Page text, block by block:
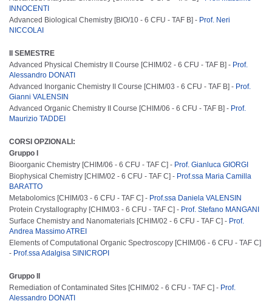
INNOCENTI
Advanced Biological Chemistry [BIO/10 - 6 CFU - TAF B] - Prof. Neri
NICCOLAI
II SEMESTRE
Advanced Physical Chemistry II Course [CHIM/02 - 6 CFU - TAF B] - Prof.
Alessandro DONATI
Advanced Inorganic Chemistry II Course [CHIM/03 - 6 CFU - TAF B] - Prof.
Gianni VALENSIN
Advanced Organic Chemistry II Course [CHIM/06 - 6 CFU - TAF B] - Prof.
Maurizio TADDEI
CORSI OPZIONALI:
Gruppo I
Bioorganic Chemistry [CHIM/06 - 6 CFU - TAF C] - Prof. Gianluca GIORGI
Biophysical Chemistry [CHIM/02 - 6 CFU - TAF C] - Prof.ssa Maria Camilla
BARATTO
Metabolomics [CHIM/03 - 6 CFU - TAF C] - Prof.ssa Daniela VALENSIN
Protein Crystallography [CHIM/03 - 6 CFU - TAF C] - Prof. Stefano MANGANI
Surface Chemistry and Nanomaterials [CHIM/02 - 6 CFU - TAF C] - Prof.
Andrea Massimo ATREI
Elements of Computational Organic Spectroscopy [CHIM/06 - 6 CFU - TAF C]
- Prof.ssa Adalgisa SINICROPI
Gruppo II
Remediation of Contaminated Sites [CHIM/02 - 6 CFU - TAF C] - Prof.
Alessandro DONATI